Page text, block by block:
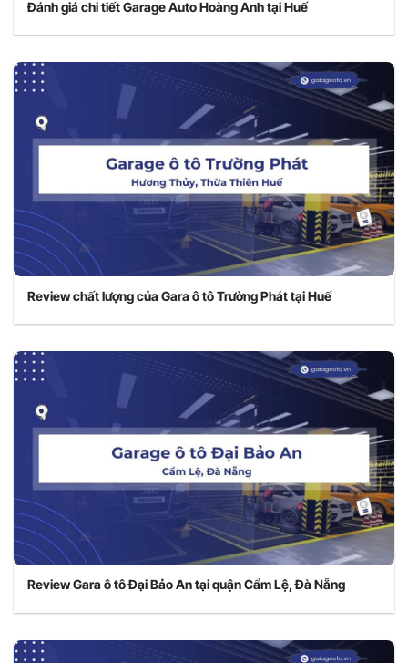
Đánh giá chi tiết Garage Auto Hoàng Anh tại Huế
Review chất lượng của Gara ô tô Trường Phát tại Huế
Review Gara ô tô Đại Bảo An tại quận Cẩm Lệ, Đà Nẵng